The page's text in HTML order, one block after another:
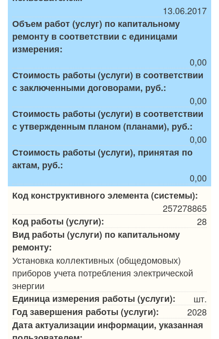
13.06.2017
Объем работ (услуг) по капитальному
ремонту в соответствии с единицами
измерения:
0,00
Стоимость работы (услуги) в соответствии
с заключенными договорами, руб.:
0,00
Стоимость работы (услуги) в соответствии
с утвержденным планом (планами), руб.:
0,00
Стоимость работы (услуги), принятая по
актам, руб.:
0,00
Код конструктивного элемента (системы):
257278865
Код работы (услуги):
28
Вид работы (услуги) по капитальному
ремонту:
Установка коллективных (общедомовых)
приборов учета потребления электрической
энергии
Единица измерения работы (услуги):
шт.
Год завершения работы (услуги):
2028
Дата актуализации информации, указанная